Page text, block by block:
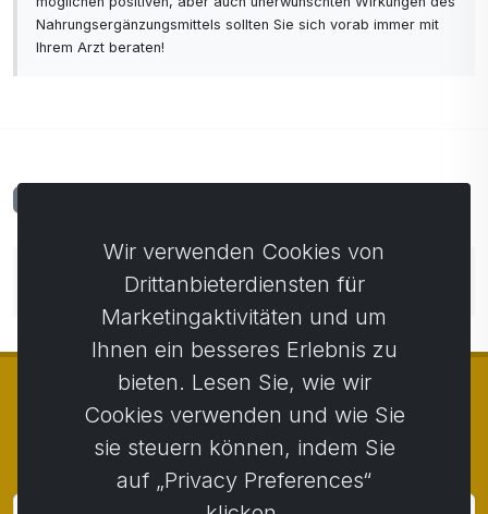
Nahrungsergänzungsmittels sollten Sie sich vorab immer mit
Ihrem Arzt beraten!
einen Kommentar abgibt.
© Copyright 2014 - 2026
Wir verwenden Cookies von
Drittanbieterdiensten für
Marketingaktivitäten und um
Ihnen ein besseres Erlebnis zu
bieten. Lesen Sie, wie wir
Cookies verwenden und wie Sie
sie steuern können, indem Sie
auf „Privacy Preferences“